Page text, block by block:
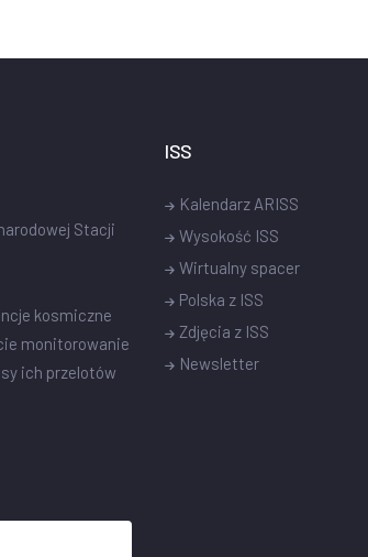
Stacji
kosmiczne
monitorowanie
ich przelotów
ISS
Kalendarz ARISS
Wysokość ISS
Wirtualny spacer
Polska z ISS
Zdjęcia z ISS
Newsletter